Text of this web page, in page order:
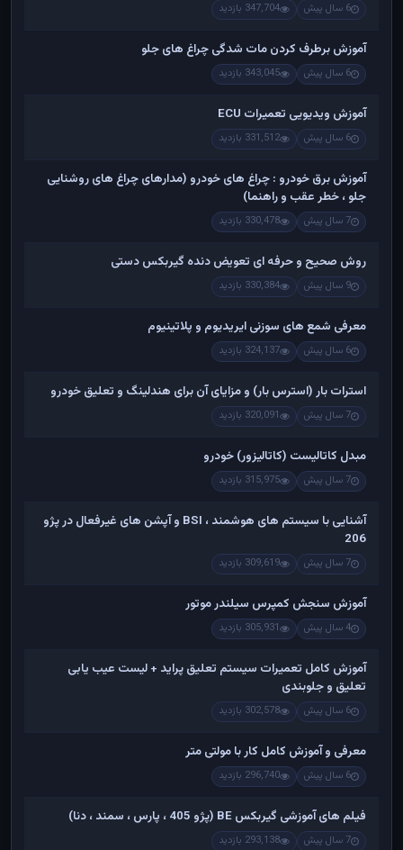
6 سال پیش 347,704 بازدید
آموزش برطرف کردن مات شدگی چراغ های جلو
6 سال پیش 343,045 بازدید
آموزش ویدیویی تعمیرات ECU
6 سال پیش 331,512 بازدید
آموزش برق خودرو : چراغ های خودرو (مدارهای چراغ های روشنایی
جلو ، خطر عقب و راهنما)
7 سال پیش 330,478 بازدید
روش صحیح و حرفه ای تعویض دنده گیربکس دستی
9 سال پیش 330,384 بازدید
معرفی شمع های سوزنی ایریدیوم و پلاتینیوم
6 سال پیش 324,137 بازدید
استرات بار (استرس بار) و مزایای آن برای هندلینگ و تعلیق خودرو
7 سال پیش 320,091 بازدید
مبدل کاتالیست (کاتالیزور) خودرو
7 سال پیش 315,975 بازدید
آشنایی با سیستم های هوشمند ، BSI و آپشن های غیرفعال در پژو
206
7 سال پیش 309,619 بازدید
آموزش سنجش کمپرس سیلندر موتور
4 سال پیش 305,931 بازدید
آموزش کامل تعمیرات سیستم تعلیق پراید + لیست عیب یابی
تعلیق و جلوبندی
6 سال پیش 302,578 بازدید
معرفی و آموزش کامل کار با مولتی متر
6 سال پیش 296,740 بازدید
فیلم های آموزشی گیربکس BE (پژو 405 ، پارس ، سمند ، دنا)
7 سال پیش 293,138 بازدید